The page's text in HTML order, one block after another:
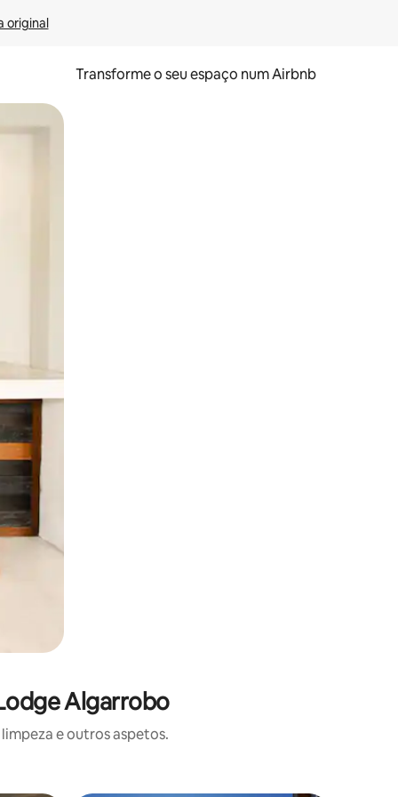
original
Transforme o seu espaço num Airbnb
de toque ou deslize.
Algarrobo
e outros aspetos.